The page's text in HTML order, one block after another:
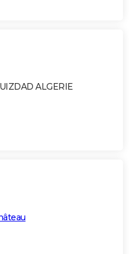
ALGERIE